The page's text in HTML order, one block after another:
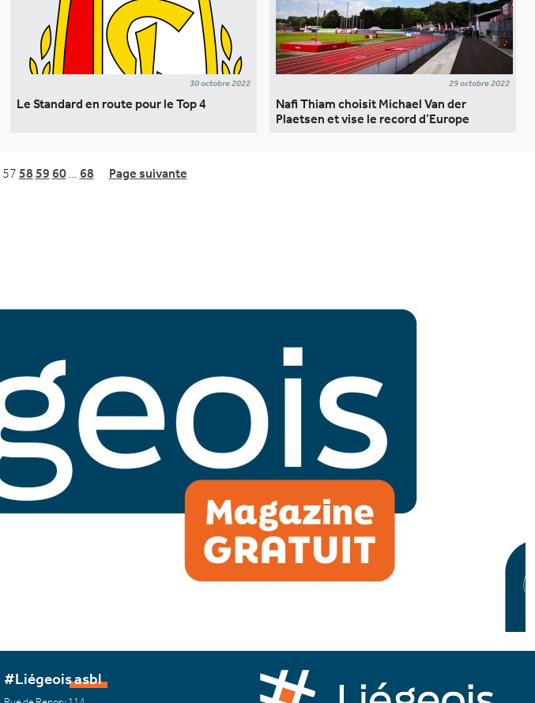
30 octobre 2022
Le Standard en route pour le Top 4
29 octobre 2022
Nafi Thiam choisit Michael Van der
Plaetsen et vise le record d’Europe
57 58 59 60 … 68 Page suivante
#Liégeois asbl